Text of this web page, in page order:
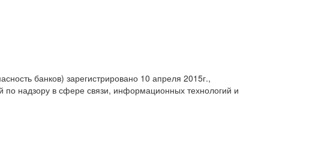
банков) зарегистрировано 10 апреля 2015г.,
надзору в сфере связи, информационных технологий и